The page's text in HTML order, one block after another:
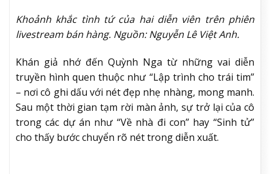
Khoảnh khắc tình tứ của hai diễn viên trên phiên
livestream bán hàng. Nguồn: Nguyễn Lê Việt Anh.
Khán giả nhớ đến Quỳnh Nga từ những vai diễn
truyền hình quen thuộc như “Lập trình cho trái tim”
– nơi cô ghi dấu với nét đẹp nhẹ nhàng, mong manh.
Sau một thời gian tạm rời màn ảnh, sự trở lại của cô
trong các dự án như “Về nhà đi con” hay “Sinh tử”
cho thấy bước chuyển rõ nét trong diễn xuất.